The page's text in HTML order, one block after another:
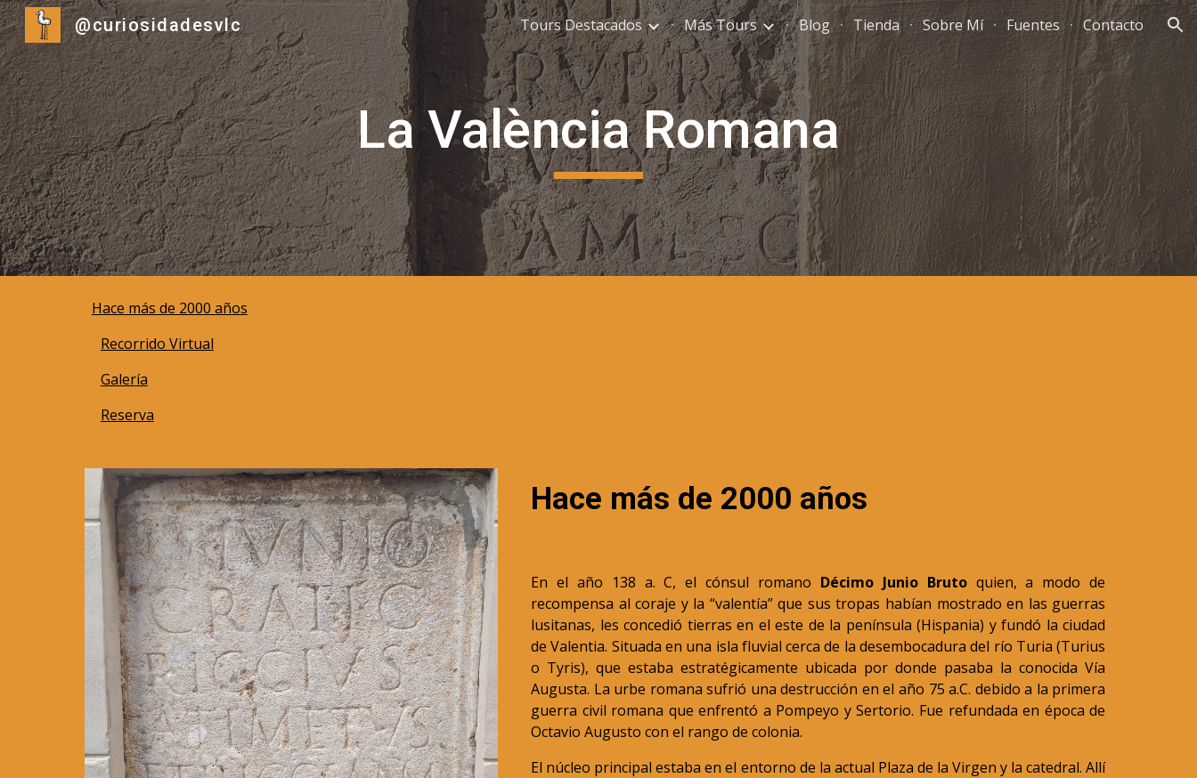
Skip to main content Skip to navigation
@curiosidadesvlc Tours Destacados Más Tours Blog Tienda Sobre Mí Fuentes Contacto
La València Romana
Hace más de 2000 años
Recorrido Virtual
Galería
Reserva
Hace más de 2000 años
En el año 138 a. C, el cónsul romano Décimo Junio Brutoquien, a modo de
recompensa al coraje y la “valentía” que sus tropas habían mostrado en las guerras
lusitanas, les concedió tierras en el este de la península (Hispania) y fundó la ciudad
de Valentia. Situada en una isla fluvial cerca de la desembocadura del río Turia (Turius
o Tyris), que estaba estratégicamente ubicada por donde pasaba la conocida Vía
Augusta. La urbe romana sufrió una destrucción en el año 75 a.C. debido a la primera
guerra civil romana que enfrentó a Pompeyo y Sertorio. Fue refundada en época de
Octavio Augusto con el rango de colonia.
El núcleo principal estaba en el entorno de la actual Plaza de la Virgen y la catedral. Allí